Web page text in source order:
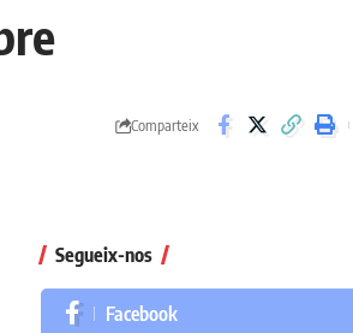
Comparteix
Segueix-nos
Facebook